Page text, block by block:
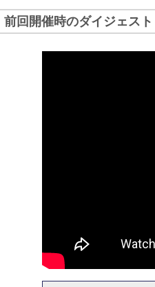
前回開催時のダイジェスト